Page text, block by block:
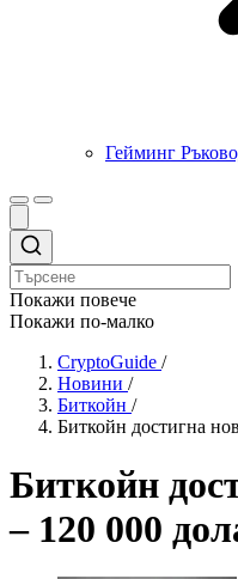
Гейминг
Покажи повече
Покажи по-малко
CryptoGuide /
Новини /
Биткойн /
Биткойн достигна
Биткойн
– 120 000